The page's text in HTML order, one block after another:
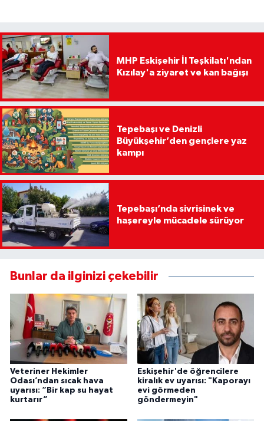
MHP Eskişehir İl Teşkilatı'ndan
Kızılay'a ziyaret ve kan bağışı
Tepebaşı ve Denizli
Büyükşehir’den gençlere yaz
kampı
Tepebaşı’nda sivrisinek ve
haşereyle mücadele sürüyor
Bunlar da ilginizi çekebilir
Veteriner Hekimler
Odası’ndan sıcak hava
uyarısı: “Bir kap su hayat
kurtarır”
Eskişehir'de öğrencilere
kiralık ev uyarısı: "Kaporayı
evi görmeden
göndermeyin"